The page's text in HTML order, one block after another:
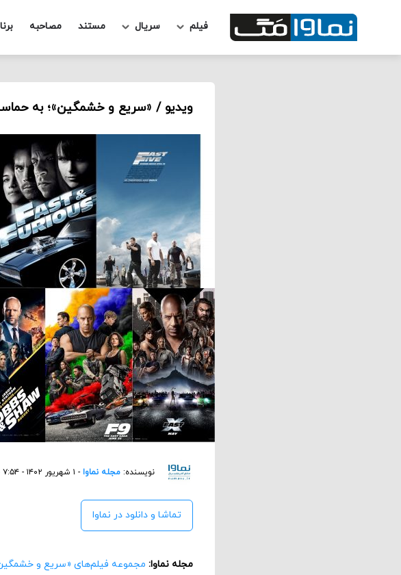
فیلم سریال مستند مصاحبه
ویدیو / «سریع و خشمگین»؛ به
نویسنده: مجله نماوا - ۱ شهریور ۱۴۰۲ - ۷:۵۴ ب.ظ
تماشا و دانلود در نماوا
مجله نماوا: مجموعه فیلم‌های «سریع و